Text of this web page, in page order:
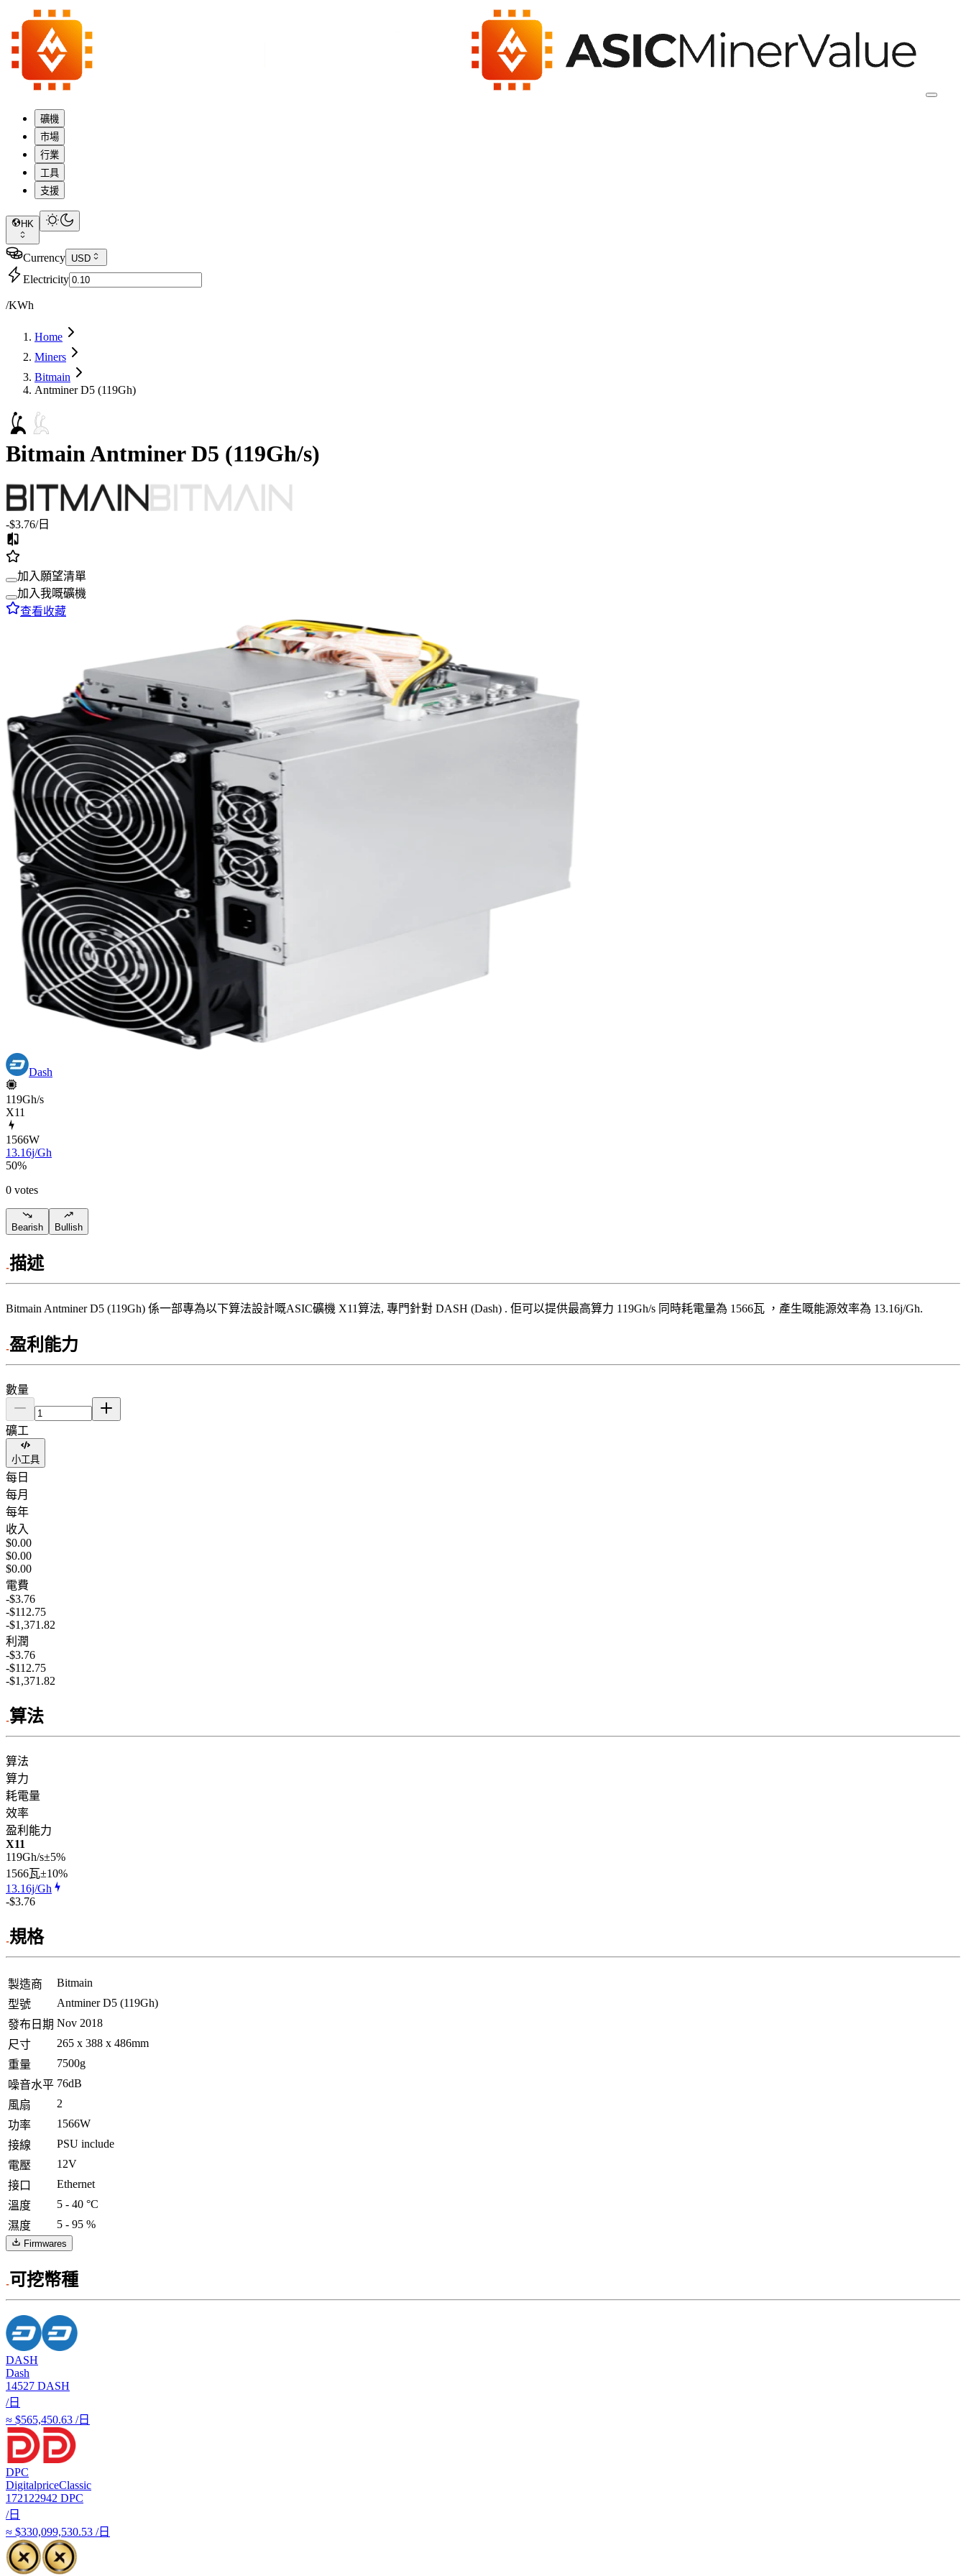
礦機
市場
行業
工具
支援
HK
Currency USD
Electricity
/KWh
Home
Miners
Bitmain
Antminer D5 (119Gh)
BitmainAntminer D5 (119Gh/s)
-$3.76/日
加入願望清單
加入我嘅礦機
查看收藏
Dash
119Gh/s
X11
1566W
13.16j/Gh
50%
0 votes
Bearish Bullish
描述
Bitmain Antminer D5 (119Gh) 係一部專為以下算法設計嘅ASIC礦機 X11算法, 專門針對 DASH (Dash) . 佢可以提供最高算力 119Gh/s 同時耗電量為 1566瓦 ，產生嘅能源效率為 13.16j/Gh.
盈利能力
數量
礦工
小工具
每日
每月
每年
收入
$0.00
$0.00
$0.00
電費
-$3.76
-$112.75
-$1,371.82
利潤
-$3.76
-$112.75
-$1,371.82
算法
算法
算力
耗電量
效率
盈利能力
X11
119Gh/s±5%
1566瓦±10%
13.16j/Gh
-$3.76
規格
製造商
Bitmain
型號
Antminer D5 (119Gh)
發布日期 Nov 2018
尺寸
265 x 388 x 486mm
重量
7500g
噪音水平 76dB
風扇
2
功率
1566W
接線
PSU include
電壓
12V
接口
Ethernet
溫度
5 - 40 °C
濕度
5 - 95 %
Firmwares
可挖幣種
DASH
Dash
14527 DASH
/日
≈ $565,450.63 /日
DPC
DigitalpriceClassic
172122942 DPC
/日
≈ $330,099,530.53 /日